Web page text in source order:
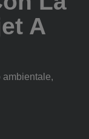
A
ambientale,